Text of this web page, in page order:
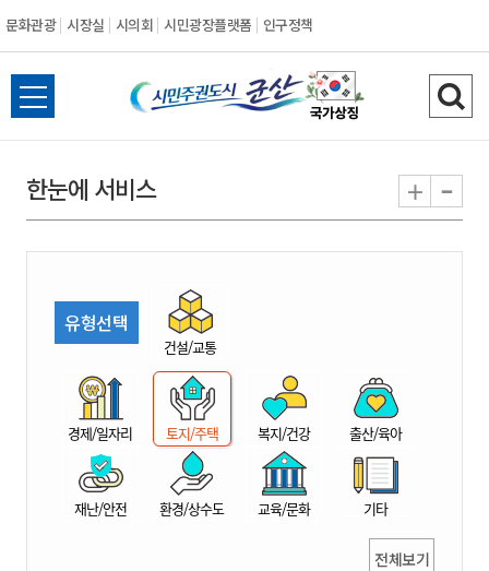
문화관광 시장실 시의회 시민광장플랫폼 인구정책
시
민
권
시
산
전
체
뉴
열
검
색
기
한눈에 서비스 + -
유형선택
건설/교통
경제/일자리 토지/주택 복지/건강 출산/육아
재난/안전 환경/상수도 교육/문화 기타
전체보기